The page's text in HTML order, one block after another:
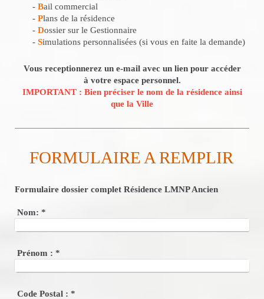
- Bail commercial
- Plans de la résidence
- Dossier sur le Gestionnaire
- Simulations personnalisées (si vous en faite la demande)
Vous receptionnerez un e-mail avec un lien pour accéder
à votre espace personnel.
IMPORTANT : Bien préciser le nom de la résidence ainsi
que la Ville
FORMULAIRE A REMPLIR
Formulaire dossier complet Résidence LMNP Ancien
Nom: *
Prénom : *
Code Postal : *